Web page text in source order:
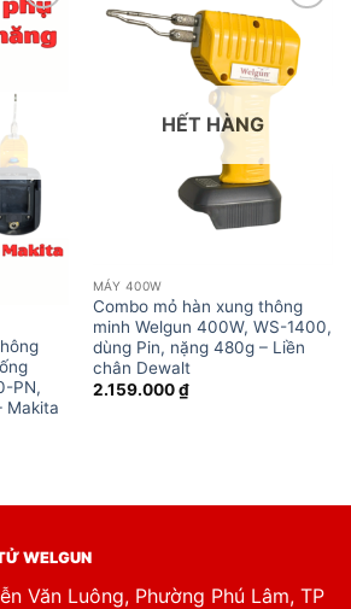
Add to
wishlist
PN,
Makita
Add to
wishlist
HẾT HÀNG
MÁY 400W
Combo mỏ hàn xung thông
minh Welgun 400W, WS-1400,
dùng Pin, nặng 480g – Liền
chân Dewalt
2.159.000₫
WELGUN
Văn Luông, Phường Phú Lâm, TP